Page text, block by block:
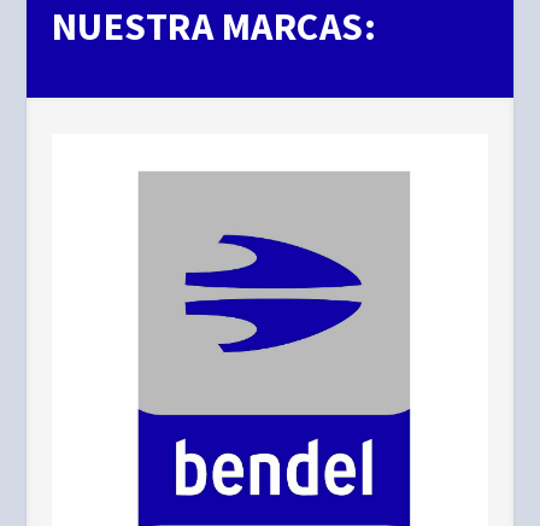
NUESTRA MARCAS: